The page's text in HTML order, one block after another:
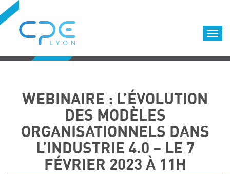
Formations diplômantes
Infos pratiques
Déroulement des formations
Equipe
Nous choisir
WEBINAIRE : L’ÉVOLUTION
DES MODÈLES
ORGANISATIONNELS DANS
L’INDUSTRIE 4.0 – LE 7
FÉVRIER 2023 À 11H
Cookies management panel